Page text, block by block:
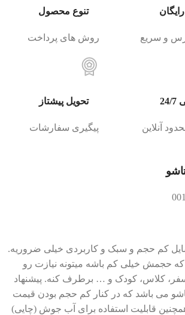
و سریع
تنوع محصول
روش های پرداخت
7
آنلاین
تحویل پیشتاز
پیگیری سفارشات
کم حجم و سبک و کاربردی خیلی ضروریه.
که حجمش خیلی کم باشه میتونه نیازت رو
کلاس، کودک و … برطرف کنه. پیشنهاد
می باشد که در کنار کم حجم بودن قیمت
قابلیت استفاده برای آب جوش (چایی)